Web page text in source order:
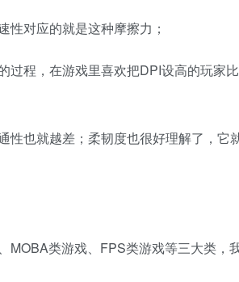
对应的就是这种摩擦力；
程，在游戏里喜欢把DPI设高的玩家
也就越差；柔韧度也很好理解了，它
MOBA类游戏、FPS类游戏等三大类，